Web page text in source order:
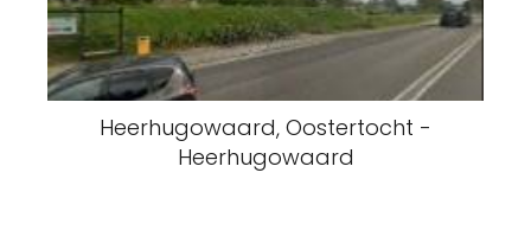
Heerhugowaard, Oostertocht -
Heerhugowaard